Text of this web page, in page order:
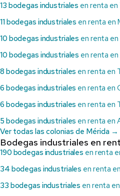
13 bodegas industriales en renta en
11 bodegas industriales en renta en
10 bodegas industriales en renta en
10 bodegas industriales en renta
8 bodegas industriales en renta en
6 bodegas industriales en renta en
6 bodegas industriales en renta en
5 bodegas industriales en renta en
Ver todas las colonias de Mérida →
Bodegas industriales en
190 bodegas industriales en renta
34 bodegas industriales en renta
33 bodegas industriales en renta